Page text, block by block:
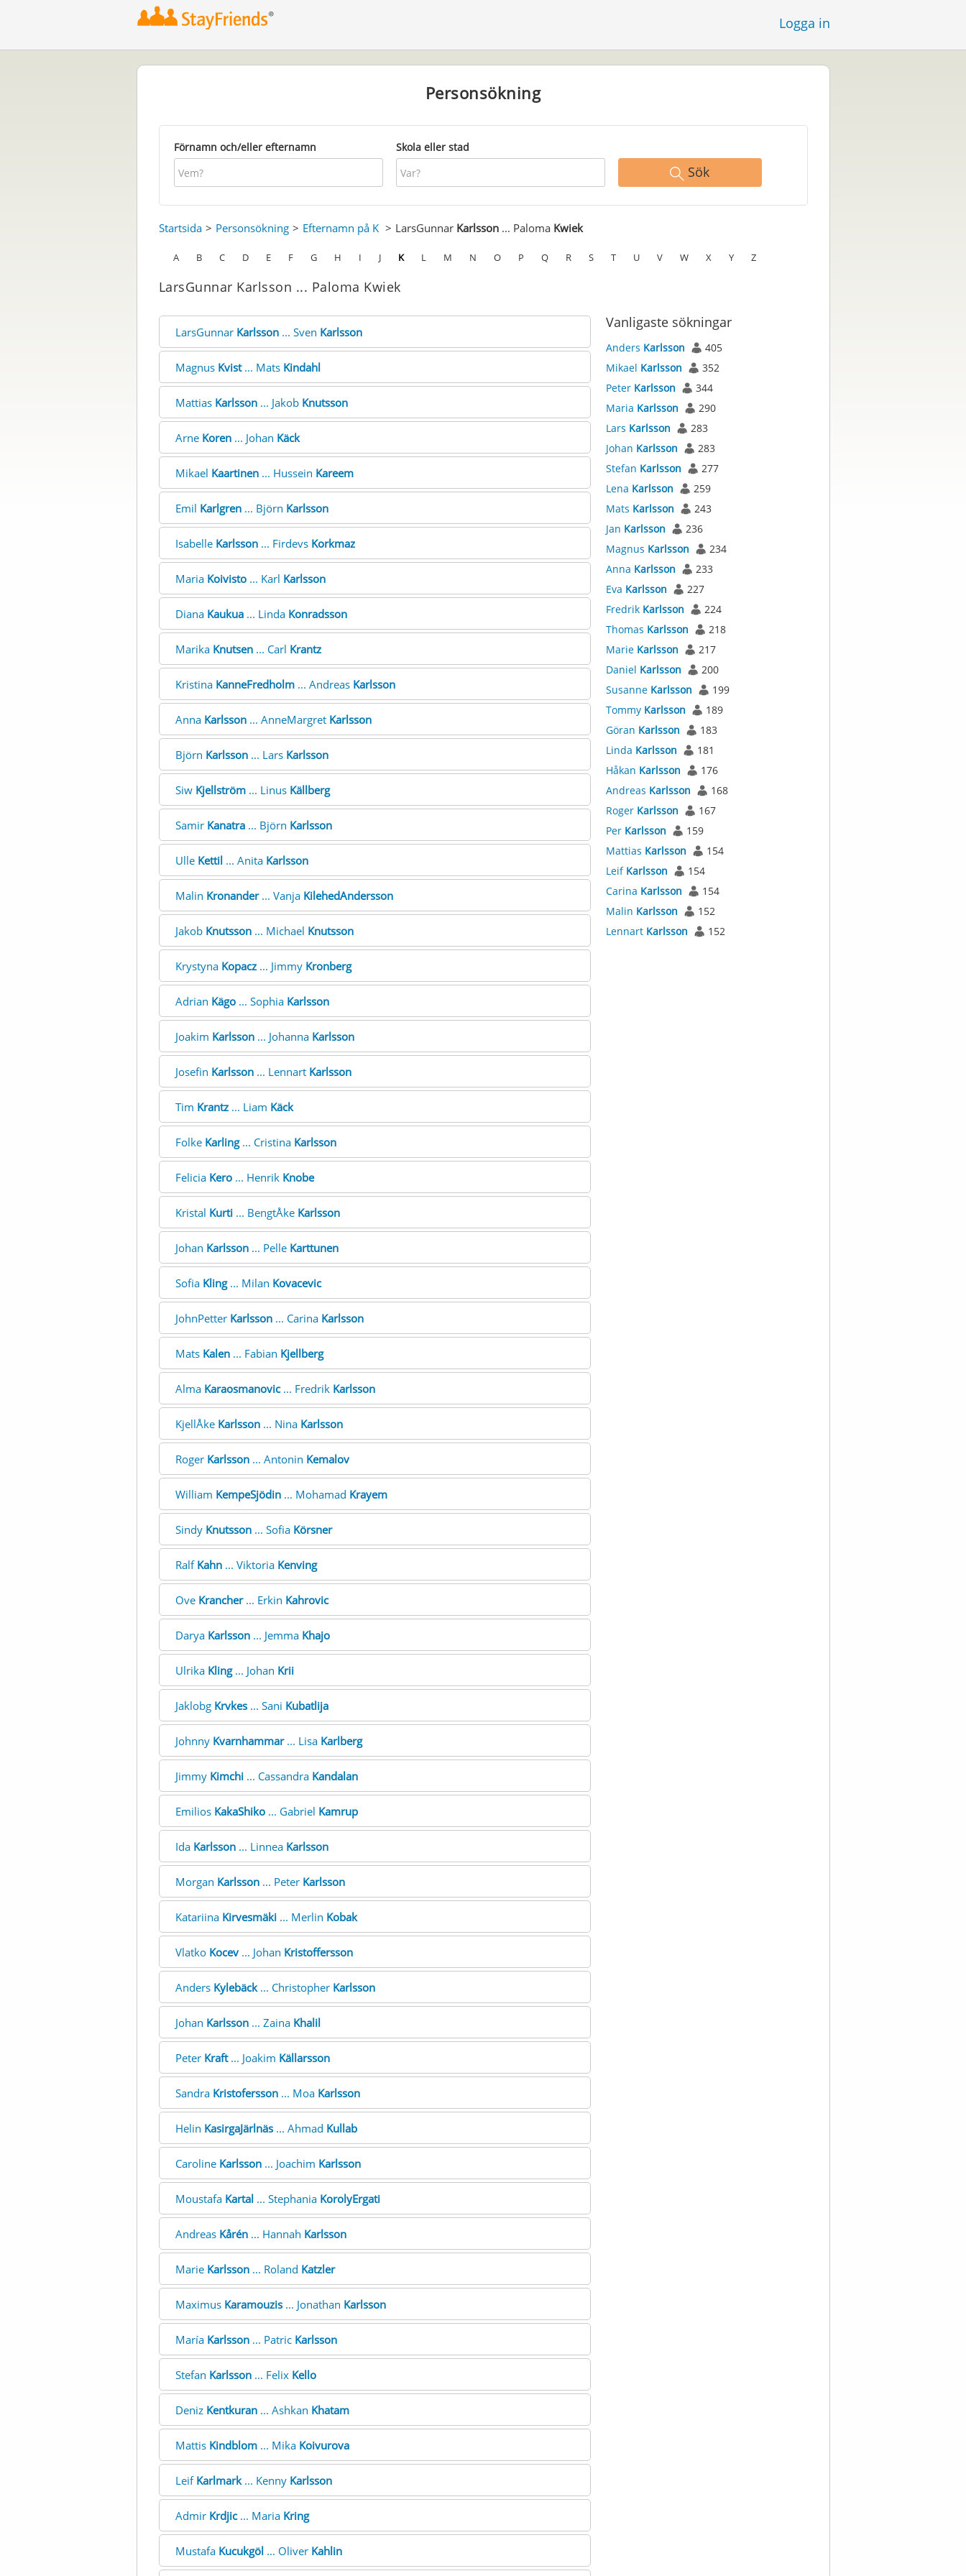
Logga in
Personsökning
Förnamn och/eller efternamn Skola eller stad
Sök
Startsida Personsökning Efternamn på K LarsGunnar Karlsson... Paloma Kwiek
A B C D E F G H I J K L M N O P Q R S T U V W X Y Z
LarsGunnar Karlsson ... Paloma Kwiek
LarsGunnar Karlsson... Sven Karlsson
Magnus Kvist... Mats Kindahl
Mattias Karlsson... Jakob Knutsson
Arne Koren... Johan Käck
Mikael Kaartinen... Hussein Kareem
Emil Karlgren... Björn Karlsson
Isabelle Karlsson... Firdevs Korkmaz
Maria Koivisto... Karl Karlsson
Diana Kaukua... Linda Konradsson
Marika Knutsen... Carl Krantz
Kristina KanneFredholm... Andreas Karlsson
Anna Karlsson... AnneMargret Karlsson
Björn Karlsson... Lars Karlsson
Siw Kjellström... Linus Källberg
Samir Kanatra... Björn Karlsson
Ulle Kettil ... Anita Karlsson
Malin Kronander... Vanja KilehedAndersson
Jakob Knutsson... Michael Knutsson
Krystyna Kopacz... Jimmy Kronberg
Adrian Kägo... Sophia Karlsson
Joakim Karlsson... Johanna Karlsson
Josefin Karlsson... Lennart Karlsson
Tim Krantz... Liam Käck
Folke Karling... Cristina Karlsson
Felicia Kero... Henrik Knobe
Kristal Kurti... BengtÅke Karlsson
Johan Karlsson... Pelle Karttunen
Sofia Kling... Milan Kovacevic
JohnPetter Karlsson... Carina Karlsson
Mats Kalen... Fabian Kjellberg
Alma Karaosmanovic... Fredrik Karlsson
KjellÅke Karlsson... Nina Karlsson
Roger Karlsson... Antonin Kemalov
William KempeSjödin... Mohamad Krayem
Sindy Knutsson... Sofia Körsner
Ralf Kahn... Viktoria Kenving
Ove Krancher... Erkin Kahrovic
Darya Karlsson... Jemma Khajo
Ulrika Kling... Johan Krii
Jaklobg Krvkes... Sani Kubatlija
Johnny Kvarnhammar... Lisa Karlberg
Jimmy Kimchi... Cassandra Kandalan
Emilios KakaShiko... Gabriel Kamrup
Ida Karlsson... Linnea Karlsson
Morgan Karlsson... Peter Karlsson
Katariina Kirvesmäki... Merlin Kobak
Vlatko Kocev... Johan Kristoffersson
Anders Kylebäck... Christopher Karlsson
Johan Karlsson... Zaina Khalil
Peter Kraft... Joakim Källarsson
Sandra Kristofersson... Moa Karlsson
Helin KasirgaJärlnäs... Ahmad Kullab
Caroline Karlsson... Joachim Karlsson
Moustafa Kartal ... Stephania KorolyErgati
Andreas Kårén... Hannah Karlsson
Marie Karlsson... Roland Katzler
Maximus Karamouzis... Jonathan Karlsson
María Karlsson... Patric Karlsson
Stefan Karlsson... Felix Kello
Deniz Kentkuran... Ashkan Khatam
Mattis Kindblom... Mika Koivurova
Leif Karlmark... Kenny Karlsson
Admir Krdjic... Maria Kring
Mustafa Kucukgöl ... Oliver Kahlin
Vanligaste sökningar
Anders Karlsson
405
Mikael Karlsson
352
Peter Karlsson
344
Maria Karlsson
290
Lars Karlsson
283
Johan Karlsson
283
Stefan Karlsson
277
Lena Karlsson
259
Mats Karlsson
243
Jan Karlsson
236
Magnus Karlsson
234
Anna Karlsson
233
Eva Karlsson
227
Fredrik Karlsson
224
Thomas Karlsson
218
Marie Karlsson
217
Daniel Karlsson
200
Susanne Karlsson
199
Tommy Karlsson
189
Göran Karlsson
183
Linda Karlsson
181
Håkan Karlsson
176
Andreas Karlsson
168
Roger Karlsson
167
Per Karlsson
159
Mattias Karlsson
154
Leif Karlsson
154
Carina Karlsson
154
Malin Karlsson
152
Lennart Karlsson 152